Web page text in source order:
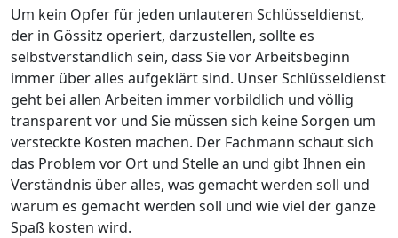
Um kein Opfer für jeden unlauteren Schlüsseldienst,
der in Gössitz operiert, darzustellen, sollte es
selbstverständlich sein, dass Sie vor Arbeitsbeginn
immer über alles aufgeklärt sind. Unser Schlüsseldienst
geht bei allen Arbeiten immer vorbildlich und völlig
transparent vor und Sie müssen sich keine Sorgen um
versteckte Kosten machen. Der Fachmann schaut sich
das Problem vor Ort und Stelle an und gibt Ihnen ein
Verständnis über alles, was gemacht werden soll und
warum es gemacht werden soll und wie viel der ganze
Spaß kosten wird.